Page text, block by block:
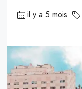
il y a 5 mois